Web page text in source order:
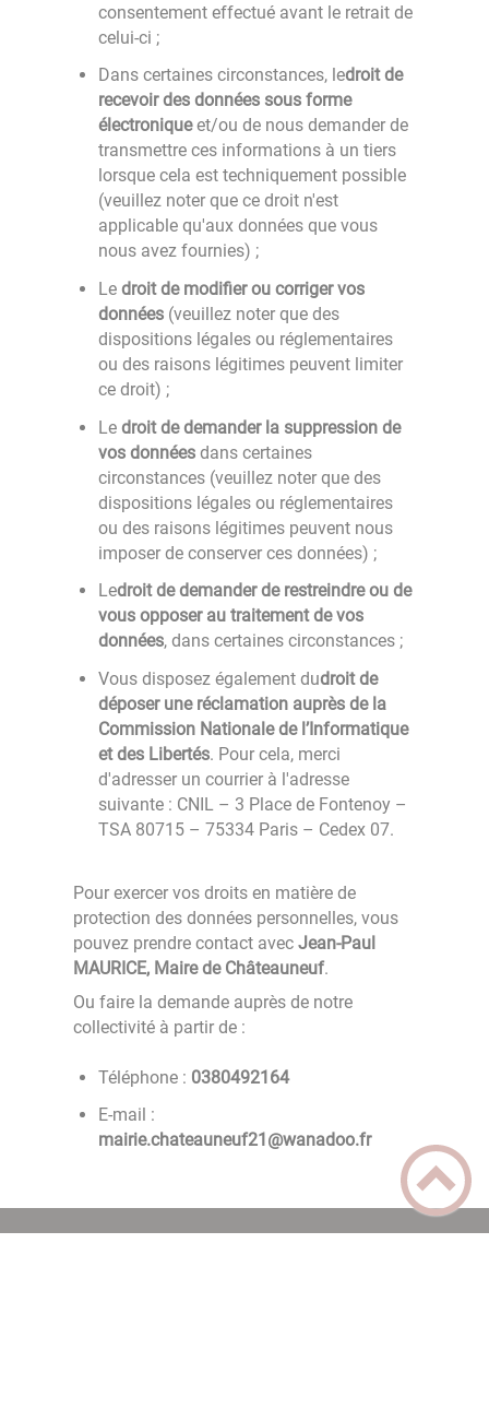
consentement effectué avant le retrait de
celui-ci ;
Dans certaines circonstances, ledroit de
recevoir des données sous forme
électroniqueet/ou de nous demander de
transmettre ces informations à un tiers
lorsque cela est techniquement possible
(veuillez noter que ce droit n'est
applicable qu'aux données que vous
nous avez fournies) ;
Ledroit de modifier ou corriger vos
données (veuillez noter que des
dispositions légales ou réglementaires
ou des raisons légitimes peuvent limiter
ce droit) ;
Ledroit de demander la suppression de
vos données dans certaines
circonstances (veuillez noter que des
dispositions légales ou réglementaires
ou des raisons légitimes peuvent nous
imposer de conserver ces données) ;
Ledroit de demander de restreindre ou de
vous opposer au traitement de vos
données, dans certaines circonstances ;
Vous disposez également dudroit de
déposer une réclamation auprès de la
Commission Nationale de l’Informatique
et des Libertés. Pour cela, merci
d'adresser un courrier à l'adresse
suivante : CNIL – 3 Place de Fontenoy –
TSA 80715 – 75334 Paris – Cedex 07.
Pour exercer vos droits en matière de
protection des données personnelles, vous
pouvez prendre contact avec Jean-Paul
MAURICE, Maire de Châteauneuf.
Ou faire la demande auprès de notre
collectivité à partir de :
Téléphone : 4612940830
E-mail :
rf.oodanaw@12fuenuaetahc.eiriam